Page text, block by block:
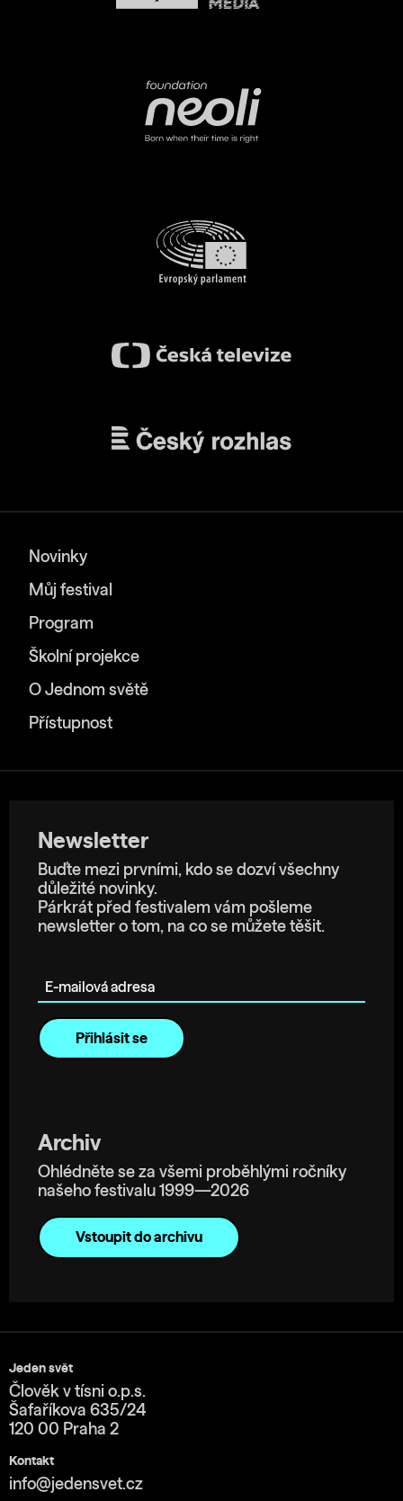
Novinky
Můj festival
Program
Školní projekce
O Jednom světě
Přístupnost
Newsletter
Buďte mezi prvními, kdo se dozví všechny
důležité novinky.
Párkrát před festivalem vám pošleme
newsletter o tom, na co se můžete těšit.
Archiv
Ohlédněte se za všemi proběhlými ročníky
našeho festivalu 1999—2026
Vstoupit do archivu
Jeden svět
Člověk v tísni o.p.s.
Šafaříkova 635/24
120 00 Praha 2
Kontakt
info@jedensvet.cz